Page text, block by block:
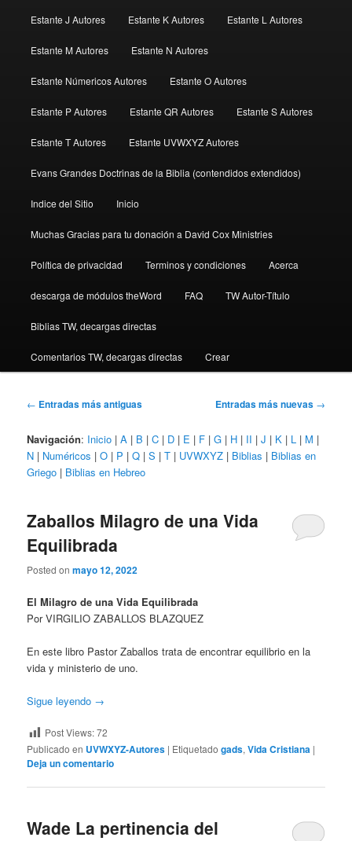
Estante J Autores Estante K Autores Estante L Autores
Estante M Autores Estante N Autores
Estante Númericos Autores Estante O Autores
Estante P Autores Estante QR Autores Estante S Autores
Estante T Autores Estante UVWXYZ Autores
Evans Grandes Doctrinas de la Biblia (contendidos extendidos)
Indice del Sitio Inicio
Muchas Gracias para tu donación a David Cox Ministries
Política de privacidad Terminos y condiciones Acerca
descarga de módulos theWord FAQ TW Autor-Título
Biblias TW, decargas directas
Comentarios TW, decargas directas Crear
Navegación
entradas
← Entradas más antiguas Entradas más nuevas →
Navigación: Inicio |A | B |C | D | E | F |G | H | II |J | K | L | M |
N | Numéricos |O | P |Q |S |T | UVWXYZ | Biblias | Biblias en
Griego | Biblias en Hebreo
Zaballos Milagro de una Vida
Equilibrada
Posted onmayo 12, 2022
El Milagro de una Vida Equilibrada
Por VIRGILIO ZABALLOS BLAZQUEZ
En este libro Pastor Zaballos trata de encontrar equilibrio en la
vida y ministerio de uno.
Sigue leyendo →
Post Views:72
Publicado en UVWXYZ-Autores | Etiquetado gads,Vida Cristiana |
Deja un comentario
Wade La pertinencia del